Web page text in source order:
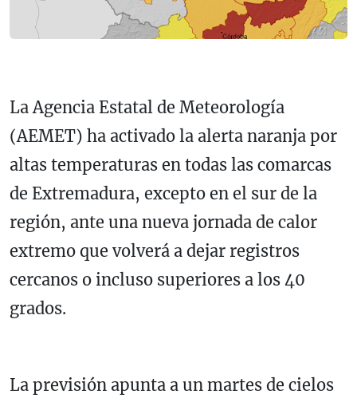
La Agencia Estatal de Meteorología
(AEMET) ha activado la alerta naranja por
altas temperaturas en todas las comarcas
de Extremadura, excepto en el sur de la
región, ante una nueva jornada de calor
extremo que volverá a dejar registros
cercanos o incluso superiores a los 40
grados.
La previsión apunta a un martes de cielos